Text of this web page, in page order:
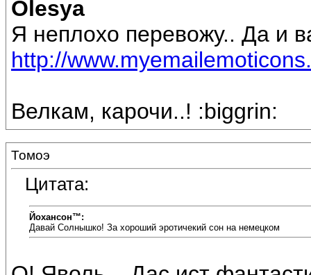
Olesya
Я неплохо перевожу.. Да и
http://
Велкам, карочи..! :biggrin:
Томоэ
Цитата:
Йохансон™:
Давай Солнышко! За хороший эротичекий сон на немецком